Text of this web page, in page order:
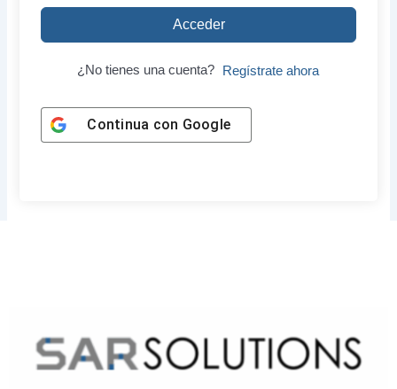
Acceder
¿No tienes una cuenta? Regístrate ahora
Continua con Google